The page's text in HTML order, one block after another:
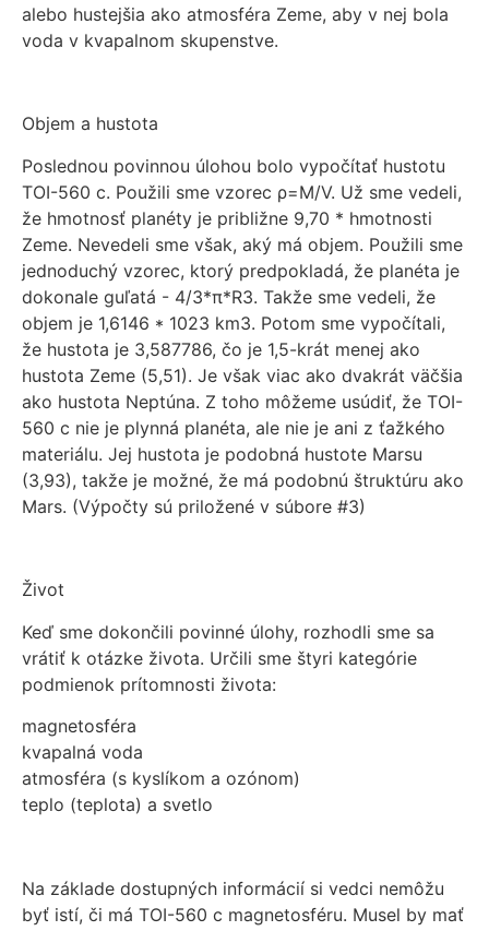
alebo hustejšia ako atmosféra Zeme, aby v nej bola
voda v kvapalnom skupenstve.
Objem a hustota
Poslednou povinnou úlohou bolo vypočítať hustotu
TOI-560 c. Použili sme vzorec ρ=M/V. Už sme vedeli,
že hmotnosť planéty je približne 9,70 * hmotnosti
Zeme. Nevedeli sme však, aký má objem. Použili sme
jednoduchý vzorec, ktorý predpokladá, že planéta je
dokonale guľatá - 4/3*π*R3. Takže sme vedeli, že
objem je 1,6146 * 1023 km3. Potom sme vypočítali,
že hustota je 3,587786, čo je 1,5-krát menej ako
hustota Zeme (5,51). Je však viac ako dvakrát väčšia
ako hustota Neptúna. Z toho môžeme usúdiť, že TOI-
560 c nie je plynná planéta, ale nie je ani z ťažkého
materiálu. Jej hustota je podobná hustote Marsu
(3,93), takže je možné, že má podobnú štruktúru ako
Mars. (Výpočty sú priložené v súbore #3)
Život
Keď sme dokončili povinné úlohy, rozhodli sme sa
vrátiť k otázke života. Určili sme štyri kategórie
podmienok prítomnosti života:
magnetosféra
kvapalná voda
atmosféra (s kyslíkom a ozónom)
teplo (teplota) a svetlo
Na základe dostupných informácií si vedci nemôžu
byť istí, či má TOI-560 c magnetosféru. Musel by mať